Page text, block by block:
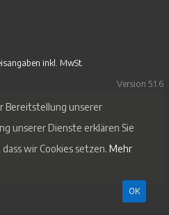
inkl. MwSt.
Version 5.1.6
Bereitstellung unserer
unserer Dienste erklären Sie
wir Cookies setzen. Mehr
OK